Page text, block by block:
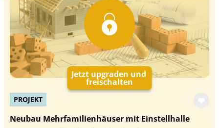
Jetzt upgraden und
freischalten
PROJEKT
Neubau Mehrfamilienhäuser mit Einstellhalle